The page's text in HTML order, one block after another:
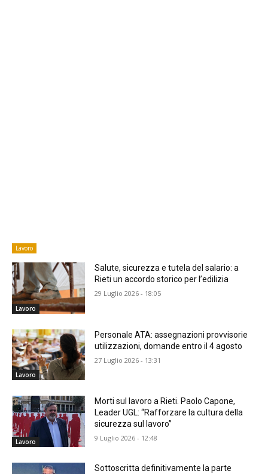
Lavoro
Lavoro
​Salute, sicurezza e tutela del salario: a
Rieti un accordo storico per l’edilizia
29 Luglio 2026 - 18:05
Lavoro
Personale ATA: assegnazioni provvisorie
utilizzazioni, domande entro il 4 agosto
27 Luglio 2026 - 13:31
Lavoro
Morti sul lavoro a Rieti. Paolo Capone,
Leader UGL: “Rafforzare la cultura della
sicurezza sul lavoro”
9 Luglio 2026 - 12:48
Sottoscritta definitivamente la parte